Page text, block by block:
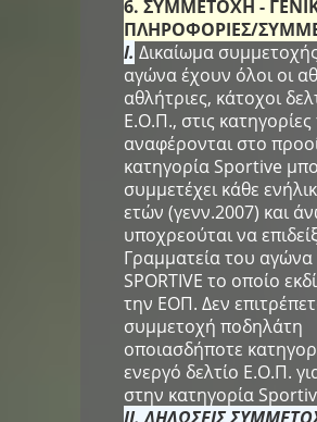
6. ΣΥΜΜΕΤΟΧΗ -
ΠΛΗΡΟΦΟΡΙΕΣ/
I. Δικαίωμα
αγώνα έχουν όλοι οι
αθλήτριες, κάτοχοι
Ε.Ο.Π., στις
αναφέρονται στο
κατηγορία Sportive
συμμετέχει κάθε
ετών (γενν.2007) και
υποχρεούται να
Γραμματεία του αγώνα
SPORTIVE το οποίο
την ΕΟΠ. Δεν
συμμετοχή ποδηλάτη
οποιασδήποτε
ενεργό δελτίο Ε.Ο.Π.
στην κατηγορία